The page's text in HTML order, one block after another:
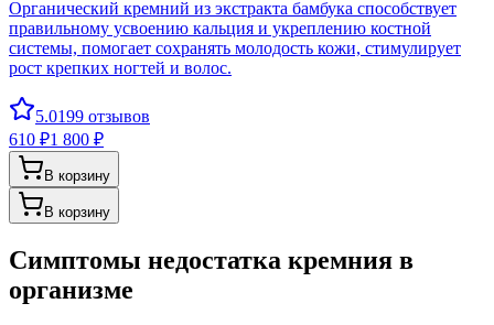
Органический кремний из экстракта бамбука способствует
правильному усвоению кальция и укреплению костной
системы, помогает сохранять молодость кожи, стимулирует
рост крепких ногтей и волос.
5.0199 отзывов
610 ₽1 800 ₽
В корзину
В корзину
Симптомы недостатка кремния в
организме